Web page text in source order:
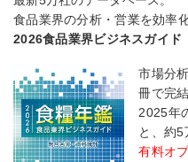
食品業界の分析・営業を効率
2026食品業界ビジネスガイド
市場分
冊で完結
2025年
と、約5
有料オ